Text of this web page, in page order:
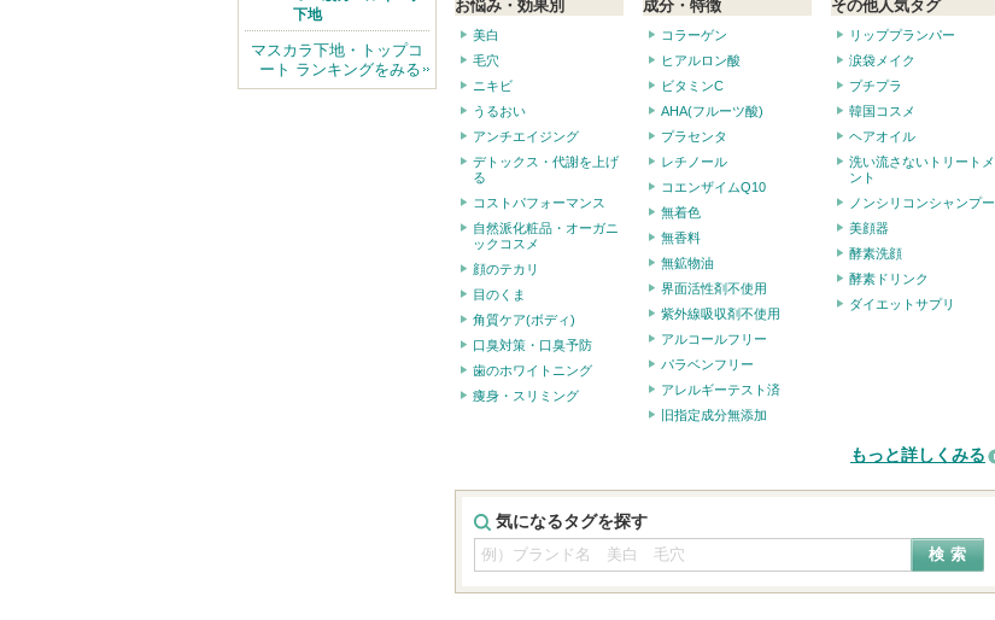
お悩み・効果別
美白
毛穴
ニキビ
うるおい
アンチエイジング
デトックス・代謝を上げ
る
コストパフォーマンス
自然派化粧品・オーガニ
ックコスメ
顔のテカリ
目のくま
角質ケア(ボディ)
口臭対策・口臭予防
歯のホワイトニング
痩身・スリミング
成分・特徴
コラーゲン
ヒアルロン酸
ビタミンC
AHA(フルーツ酸)
プラセンタ
レチノール
コエンザイムQ10
無着色
無香料
無鉱物油
界面活性剤不使用
紫外線吸収剤不使用
アルコールフリー
パラベンフリー
アレルギーテスト済
旧指定成分無添加
その他人気タグ
リッププランパー
涙袋メイク
プチプラ
韓国コスメ
ヘアオイル
洗い流さないトリートメ
ント
ノンシリコンシャンプー
美顔器
酵素洗顔
酵素ドリンク
ダイエットサプリ
もっと詳しくみる
気になるタグを探す
のお知らせがあ
ります
下地
マスカラ下地・トップコ
ート ランキングをみる